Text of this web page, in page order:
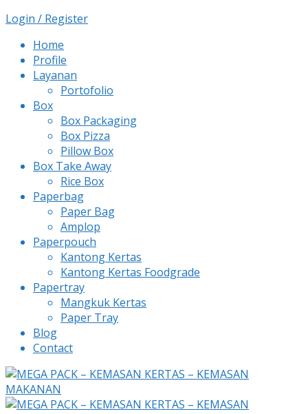
Login / Register
Home
Profile
Layanan
Portofolio
Box
Box Packaging
Box Pizza
Pillow Box
Box Take Away
Rice Box
Paperbag
Paper Bag
Amplop
Paperpouch
Kantong Kertas
Kantong Kertas Foodgrade
Papertray
Mangkuk Kertas
Paper Tray
Blog
Contact